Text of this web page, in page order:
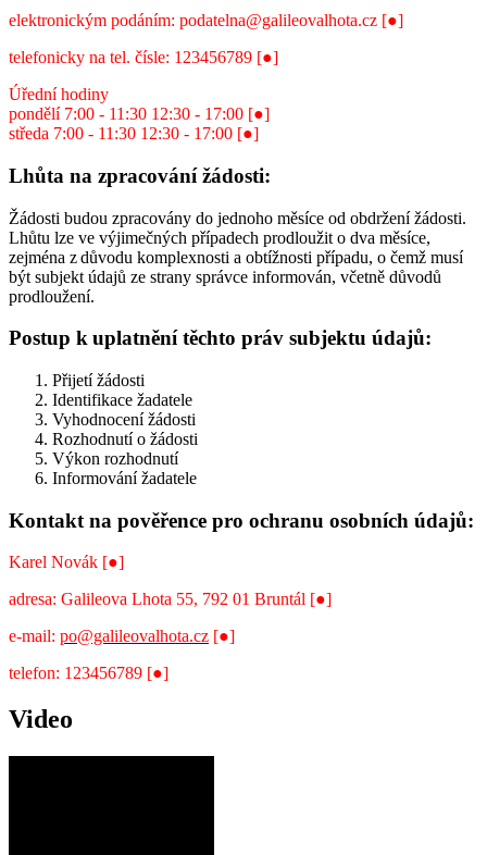
elektronickým podáním: podatelna@galileovalhota.cz [●]
telefonicky na tel. čísle: 123456789 [●]
Úřední hodiny
pondělí 7:00 - 11:30 12:30 - 17:00 [●]
středa 7:00 - 11:30 12:30 - 17:00 [●]
Lhůta na zpracování žádosti:
Žádosti budou zpracovány do jednoho měsíce od obdržení žádosti.
Lhůtu lze ve výjimečných případech prodloužit o dva měsíce,
zejména z důvodu komplexnosti a obtížnosti případu, o čemž musí
být subjekt údajů ze strany správce informován, včetně důvodů
prodloužení.
Postup k uplatnění těchto práv subjektu údajů:
Přijetí žádosti
Identifikace žadatele
Vyhodnocení žádosti
Rozhodnutí o žádosti
Výkon rozhodnutí
Informování žadatele
Kontakt na pověřence pro ochranu osobních údajů:
Karel Novák [●]
adresa: Galileova Lhota 55, 792 01 Bruntál [●]
e-mail: po@galileovalhota.cz [●]
telefon: 123456789 [●]
Video